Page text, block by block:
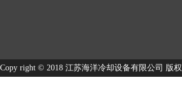
Copy right © 2018 江苏海洋冷却设备有限公司 版